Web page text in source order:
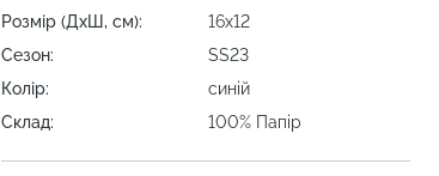
Розмір (ДхШ, см):
16х12
Сезон:
SS23
Колір:
синій
Склад:
100% Папір